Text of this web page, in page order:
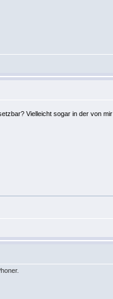
Vielleicht sogar in der von